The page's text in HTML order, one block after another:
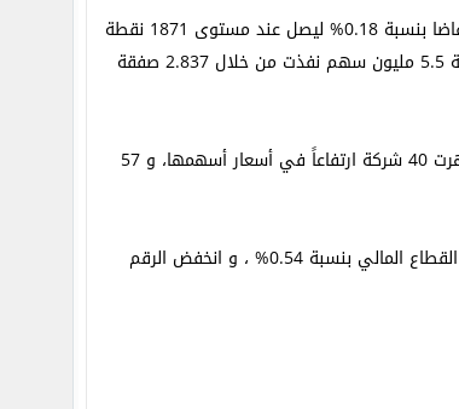
الأحد بتاريخ 1 سبتمبر/أيلول لعام 2013 انخفاضا بنسبة 0.18% ليصل عند مستوى 1871 نقطة
مسجلا خسائر بقيمة 3.28 نقطة ، حيث بلغ حجم التداول الإجمالي حوالي 4.8 مليون دينار وعدد الأسهم المتداولة 5.5 مليون سهم نفذت من خلال 2.837 صفقة
والبالغ عددها 127 شركة مع إغلاقاتها السابقة، فقد أظهرت 40 شركة ارتفاعاً في أسعار أسهمها، و 57
أما على مستوى القطاعي، فقد ارتفع الرقم القياسي قطاع الخدمات بنسبة 0.60%, و انخفض الرقم القياسي القطاع المالي بنسبة 0.54% ، و انخفض الرقم